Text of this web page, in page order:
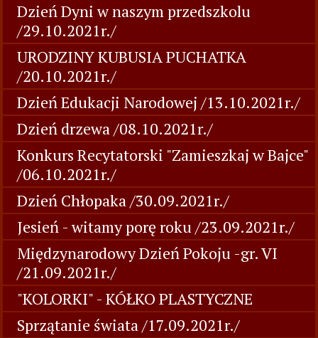
Dzień Dyni w naszym przedszkolu
/29.10.2021r./
URODZINY KUBUSIA PUCHATKA
/20.10.2021r./
Dzień Edukacji Narodowej /13.10.2021r./
Dzień drzewa /08.10.2021r./
Konkurs Recytatorski "Zamieszkaj w Bajce"
/06.10.2021r./
Dzień Chłopaka /30.09.2021r./
Jesień - witamy porę roku /23.09.2021r./
Międzynarodowy Dzień Pokoju -gr. VI
/21.09.2021r./
"KOLORKI" - KÓŁKO PLASTYCZNE
Sprzątanie świata /17.09.2021r./